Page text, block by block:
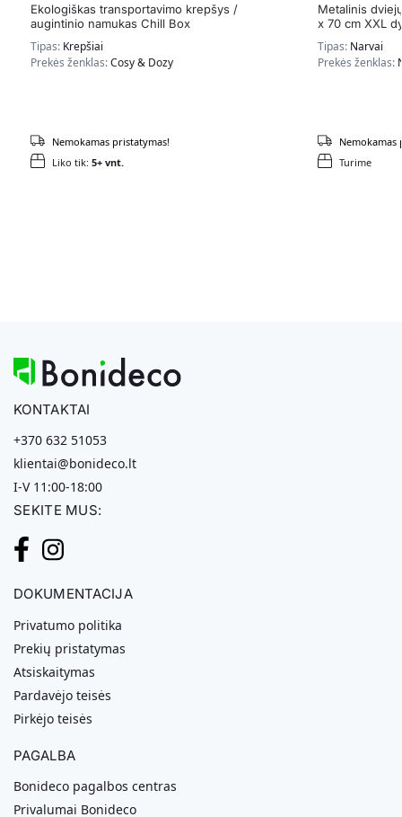
Ekologiškas transportavimo krepšys /
augintinio namukas Chill Box
Tipas: Krepšiai
Prekės ženklas:Cosy & Dozy
Liko tik: 5+ vnt.
Nemokamas pristatymas!
Metalinis
x 70 cm XXL
Tipas: Narvai
Prekės ženklas:
Turime
Nemokamas
KONTAKTAI
+370 632 51053
klientai@bonideco.lt
I-V 11:00-18:00
SEKITE MUS:
DOKUMENTACIJA
Privatumo politika
Prekių pristatymas
Atsiskaitymas
Pardavėjo teisės
Pirkėjo teisės
PAGALBA
Bonideco pagalbos centras
Privalumai Bonideco